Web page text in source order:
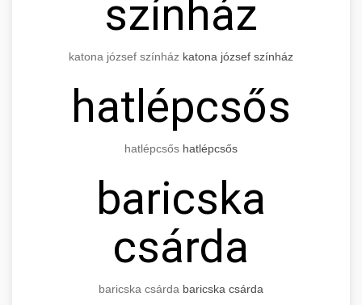
színház
katona józsef színház katona józsef színház
hatlépcsős
hatlépcsős hatlépcsős
baricska
csárda
baricska csárda baricska csárda